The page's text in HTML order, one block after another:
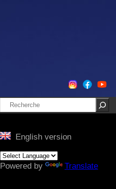
Rechercher
English version
Powered by Translate